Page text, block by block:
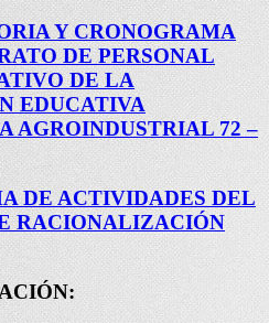
Y CRONOGRAMA
DE PERSONAL
DE LA
EDUCATIVA
AGROINDUSTRIAL 72 –
DE ACTIVIDADES DEL
RACIONALIZACIÓN